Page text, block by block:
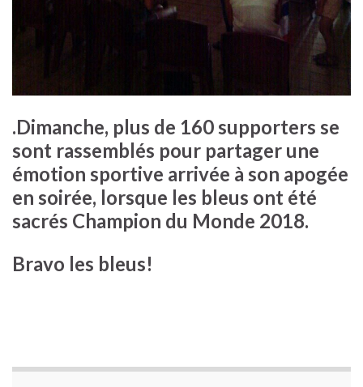
.Dimanche, plus de 160 supporters se
sont rassemblés pour partager une
émotion sportive arrivée à son apogée
en soirée, lorsque les bleus ont été
sacrés Champion du Monde 2018.
Bravo les bleus!